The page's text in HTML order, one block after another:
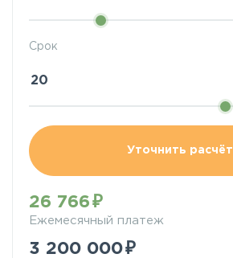
Срок
Уточнить расчёт
26 766
Ежемесячный платеж
3 200 000